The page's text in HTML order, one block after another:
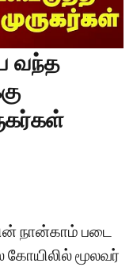
வந்த
நான்காம் படை
மூலவர்